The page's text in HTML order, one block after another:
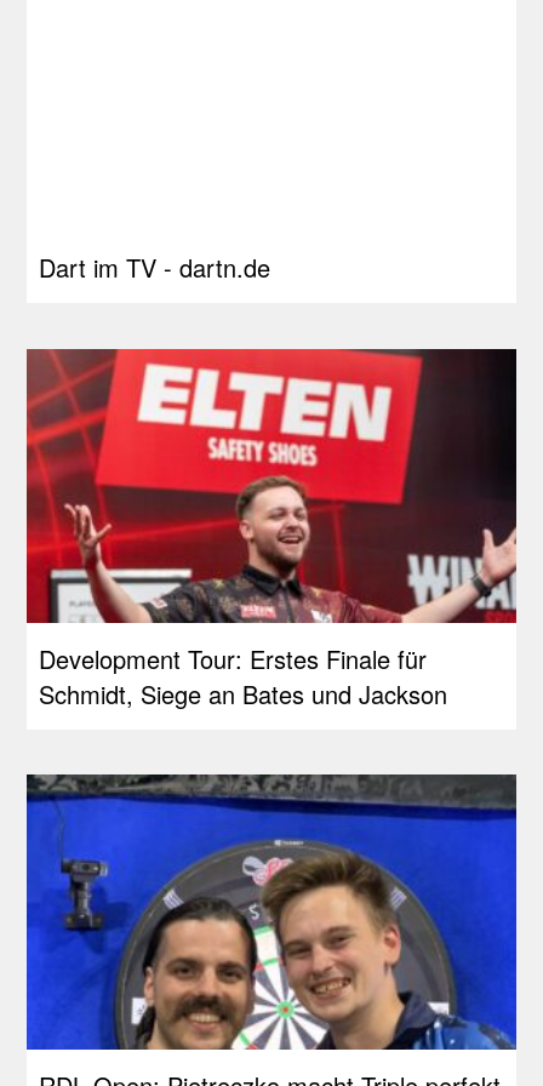
Dart im TV - dartn.de
Development Tour: Erstes Finale für
Schmidt, Siege an Bates und Jackson